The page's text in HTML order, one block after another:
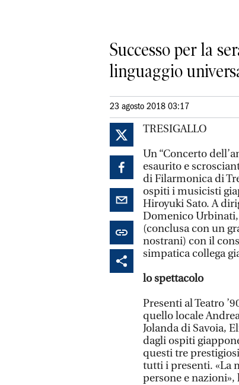
Successo per la
linguaggio
23 agosto 2018 03:17
TRESIGALLO
Un “Concerto
esaurito e
di Filarmonica di
ospiti i musicisti
Hiroyuki Sato. A
Domenico
(conclusa con un
nostrani) con il
simpatica collega
lo spettacolo
Presenti al Teatro
quello locale
Jolanda di Savoia,
dagli ospiti
questi tre
tutti i presenti. «La
persone e